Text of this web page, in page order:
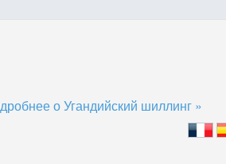
о Угандийский шиллинг »